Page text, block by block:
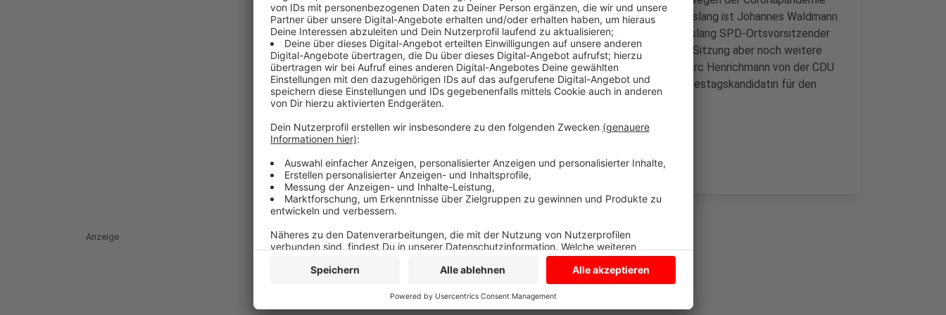
stark verkürzt. Außerdem gelten Abstands- und Hygieneregeln. Bislang ist Johannes Waldmann
aus Ascheberg der einzige Kandidat. Er ist 31 Jahre alt und war bislang SPD-Ortsvorsitzender
in Ascheberg. Kurzfristig können die SPD-Mitglieder während der Sitzung aber noch weitere
Kandidaten nominieren. Los geht es um 10 Uhr. Bislang vertritt Marc Henrichmann von der CDU
den Wahlkreis. Von den Grünen tritt Anne-Monika Spallek als Bundestagskandidatin für den
Wahlkreis an.
Anzeige
Anzeige